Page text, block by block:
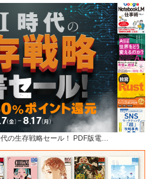
の生存戦略セール！ PDF版電…